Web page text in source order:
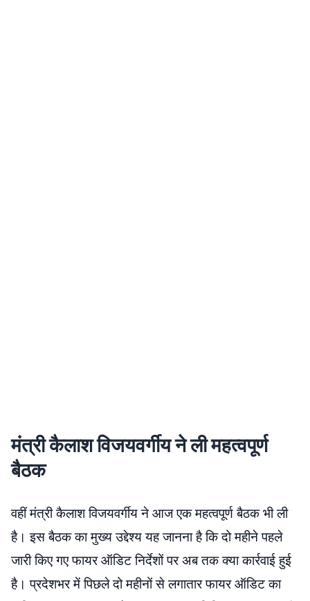
मंत्री कैलाश विजयवर्गीय ने ली महत्वपूर्ण
बैठक
वहीं मंत्री कैलाश विजयवर्गीय ने आज एक महत्वपूर्ण बैठक भी ली
है। इस बैठक का मुख्य उद्देश्य यह जानना है कि दो महीने पहले
जारी किए गए फायर ऑडिट निर्देशों पर अब तक क्या कार्रवाई हुई
है। प्रदेशभर में पिछले दो महीनों से लगातार फायर ऑडिट का